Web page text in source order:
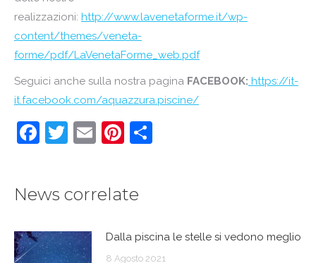
realizzazioni: http://www.lavenetaforme.it/wp-
content/themes/veneta-
forme/pdf/LaVenetaForme_web.pdf
Seguici anche sulla nostra pagina FACEBOOK: https://it-
it.facebook.com/aquazzura.piscine/
Facebook
Twitter
EmailPinterest
News correlate
Dalla piscina le stelle si vedono meglio
8 Agosto 2021